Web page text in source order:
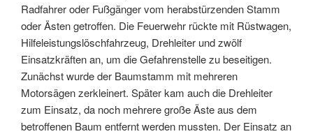
Radfahrer oder Fußgänger vom herabstürzenden Stamm
oder Ästen getroffen. Die Feuerwehr rückte mit Rüstwagen,
Hilfeleistungslöschfahrzeug, Drehleiter und zwölf
Einsatzkräften an, um die Gefahrenstelle zu beseitigen.
Zunächst wurde der Baumstamm mit mehreren
Motorsägen zerkleinert. Später kam auch die Drehleiter
zum Einsatz, da noch mehrere große Äste aus dem
betroffenen Baum entfernt werden mussten. Der Einsatz an